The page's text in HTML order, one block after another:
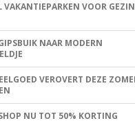
VAKANTIEPARKEN VOOR
NAAR MODERN
VEROVERT DEZE
NU TOT 50% KORTING